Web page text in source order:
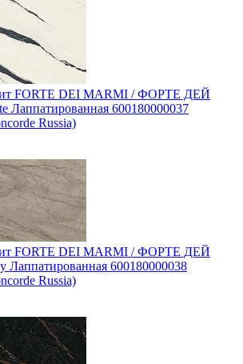
FORTE DEI MARMI / ФОРТЕ ДЕЙ
600180000037
Russia)
FORTE DEI MARMI / ФОРТЕ ДЕЙ
600180000038
Russia)